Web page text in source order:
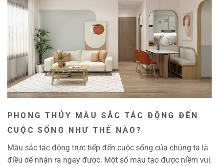
PHONG THỦY MÀU SẮC TÁC ĐỘNG ĐẾN
CUỘC SỐNG NHƯ THẾ NÀO?
Màu sắc tác động trực tiếp đến cuộc sống của chúng ta là
điều dể nhận ra ngay được. Một số màu tạo được niềm vui,